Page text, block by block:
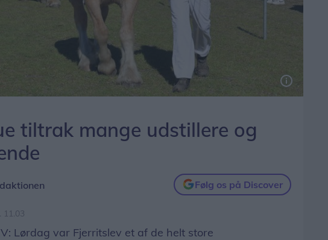
tiltrak mange udstillere og
Følg os på Discover
11.03
Lørdag var Fjerritslev et af de helt store